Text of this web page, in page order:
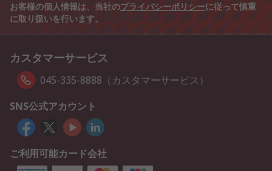
お客様の個人情報は、当社のプライバシーポリシーに従って慎重
に取り扱いを行います。
カスタマーサービス
045-335-8888（カスタマーサービス）
SNS公式アカウント
ご利用可能カード会社